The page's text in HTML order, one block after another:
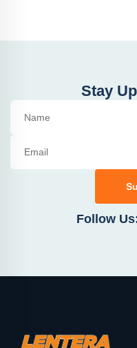
Stay
Follow